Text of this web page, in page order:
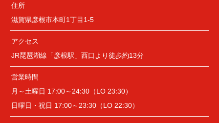
住所
滋賀県彦根市本町1丁目1-5
アクセス
JR琵琶湖線「彦根駅」西口より徒歩約13分
営業時間
月～土曜日 17:00～24:30（LO 23:30）
日曜日・祝日 17:00～23:30（LO 22:30）